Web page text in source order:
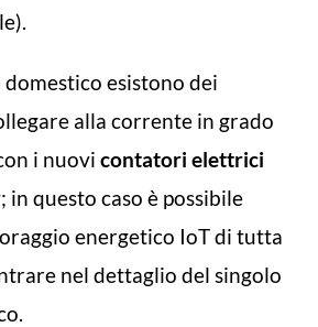
domestico esistono dei
alla corrente in grado
i nuovi contatori elettrici
; in questo caso è possibile
energetico IoT di tutta
nel dettaglio del singolo